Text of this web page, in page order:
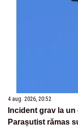
4 aug. 2026, 20:52
Incident grav la
Parașutist rămas